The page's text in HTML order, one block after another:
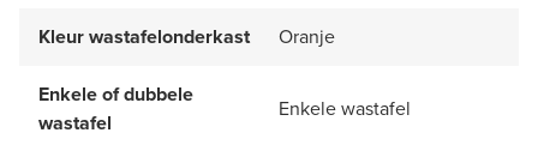
Kleur wastafelonderkast Oranje
Enkele of dubbele
wastafel
Enkele wastafel